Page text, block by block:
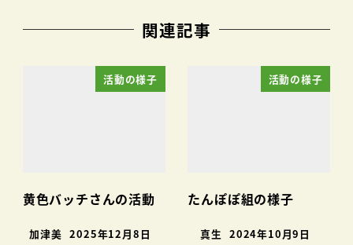
関連記事
活動の様子
黄色バッチさんの活動
加津美 2025年12月8日
活動の様子
たんぽぽ組の様子
真生 2024年10月9日